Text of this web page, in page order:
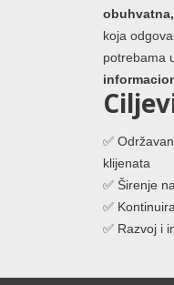
koja
potrebama
✅
klijenata
✅ Širenje na
✅
✅ Razvoj i